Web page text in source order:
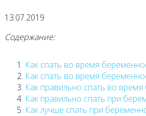
13.07.2019
Содержание:
Как спать во время
Как спать во время
Как правильно спать во
Как правильно спать при
Как лучше спать при